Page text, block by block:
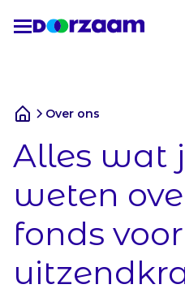
Over ons
Alles wat
weten
fonds voor